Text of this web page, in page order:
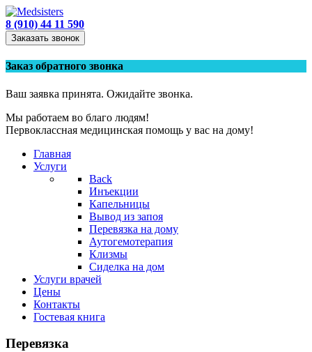
8 (910) 44 11 590
Заказать звонок
Заказ обратного звонка
Ваш заявка принята. Ожидайте звонка.
Мы работаем во благо людям!
Первоклассная медицинская помощь у вас на дому!
Главная
Услуги
Back
Инъекции
Капельницы
Вывод из запоя
Перевязка на дому
Аутогемотерапия
Клизмы
Сиделка на дом
Услуги врачей
Цены
Контакты
Гостевая книга
Перевязка